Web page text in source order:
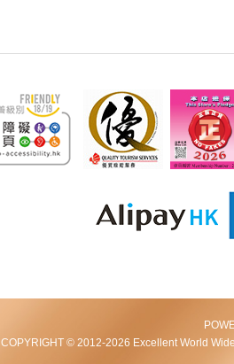
COPYRIGHT © 2012-2026 Excellent World